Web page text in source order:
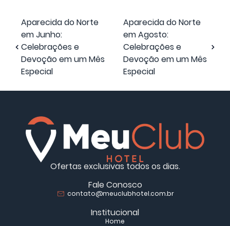
Aparecida do Norte
em Junho:
Celebrações e
Devoção em um Mês
Especial
Aparecida do Norte
em Agosto:
Celebrações e
Devoção em um Mês
Especial
Ofertas exclusivas todos os dias.
Fale Conosco
contato@meuclubhotel.com.br
Institucional
Home